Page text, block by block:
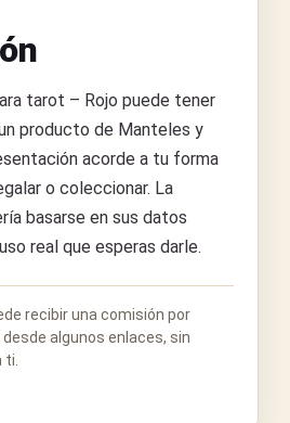
tarot – Rojo puede tener
producto de Manteles y
acorde a tu forma
o coleccionar. La
basarse en sus datos
real que esperas darle.
recibir una comisión por
algunos enlaces, sin